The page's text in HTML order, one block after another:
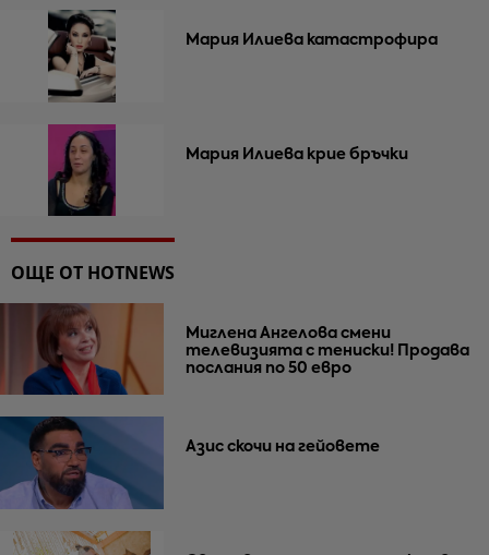
Мария Илиева катастрофира
Мария Илиева крие бръчки
ОЩЕ ОТ HOTNEWS
Миглена Ангелова смени
телевизията с тениски! Продава
послания по 50 евро
Азис скочи на гейовете